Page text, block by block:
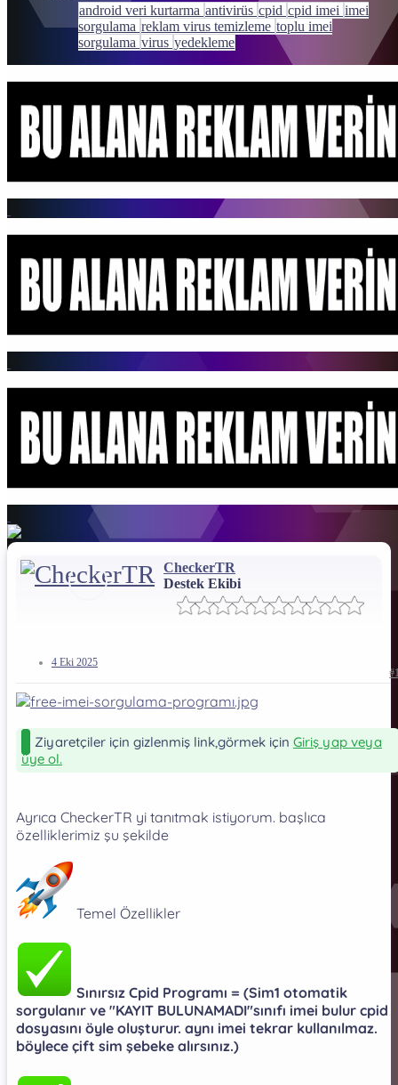
android veri kurtarma antivirüs cpid cpid imei imei
sorgulama reklam virus temizleme toplu imei
sorgulama virus yedekleme
CheckerTR
Destek Ekibi
4 Eki 2025
Ziyaretçiler için gizlenmiş link,görmek için Giriş yap veya
üye ol.
Ayrıca CheckerTR yi tanıtmak istiyorum. başlıca
özelliklerimiz şu şekilde
Temel Özellikler
Sınırsız Cpid Programı = (Sim1 otomatik
sorgulanır ve "KAYIT BULUNAMADI"sınıfı imei bulur cpid
dosyasını öyle oluşturur. aynı imei tekrar kullanılmaz.
böylece çift sim şebeke alırsınız.)​